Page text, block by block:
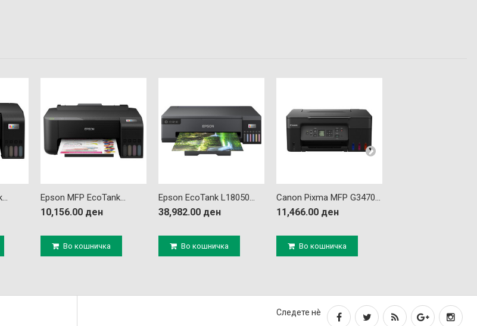
Epson MFP EcoTank...
10,156.00 ден
Во кошничка
Epson EcoTank L18050...
38,982.00 ден
Во кошничка
Canon Pixma MFP G3470...
11,466.00 ден
Во кошничка
Следете нè